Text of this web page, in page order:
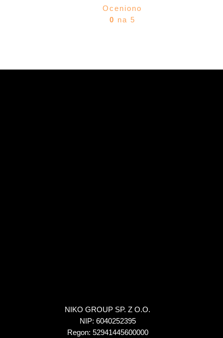
Oceniono
0 na 5
NIKO GROUP SP. Z O.O.
NIP: 6040252395
Regon: 52941445600000